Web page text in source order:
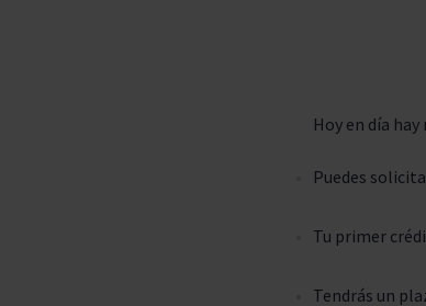
Hoy en día
Puedes
Tu primer
Tendrás un